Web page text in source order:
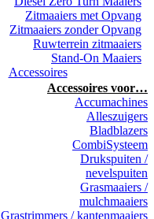
Zitmaaiers met Opvang
Zitmaaiers zonder Opvang
Ruwterrein zitmaaiers
Stand-On Maaiers
Accessoires
Accessoires voor…
Accumachines
Alleszuigers
Bladblazers
CombiSysteem
Drukspuiten /
nevelspuiten
Grasmaaiers /
mulchmaaiers
Grastrimmers / kantenmaaiers